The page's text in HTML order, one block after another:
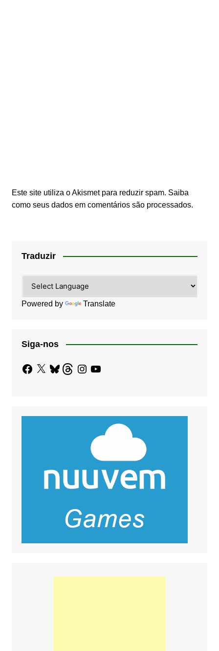
Este site utiliza o Akismet para reduzir spam. Saiba
como seus dados em comentários são processados.
Traduzir
Powered by Translate
Siga-nos
Facebook
X BlueskyThreadsInstagram
YouTube